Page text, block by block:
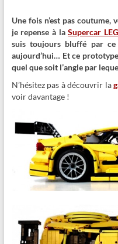
Une fois n’est pas coutume,
je repense à laSupercar
suis toujours bluffé par
aujourd’hui… Et ce
quel que soit l’angle par
N’hésitez pas à découvrir la
voir davantage !